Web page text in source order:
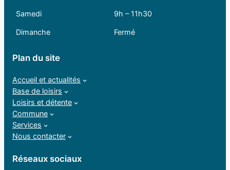
Samedi 9h – 11h30
Dimanche Fermé
Plan du site
Accueil et actualités
Base de loisirs
Loisirs et détente
Commune
Services
Nous contacter
Réseaux sociaux